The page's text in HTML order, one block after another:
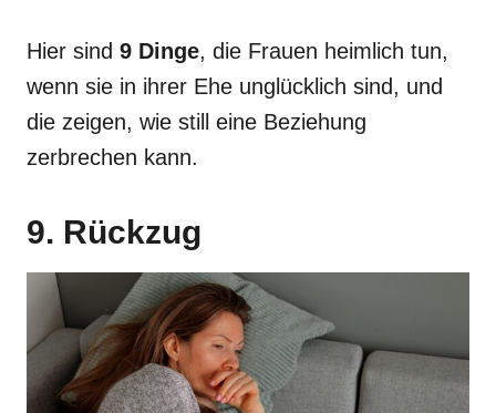
Hier sind 9 Dinge, die Frauen heimlich tun,
wenn sie in ihrer Ehe unglücklich sind, und
die zeigen, wie still eine Beziehung
zerbrechen kann.
9. Rückzug